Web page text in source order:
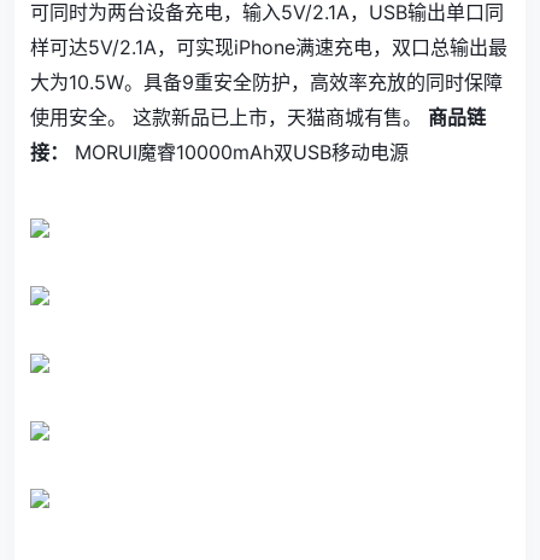
可同时为两台设备充电，输入5V/2.1A，USB输出单口同
样可达5V/2.1A，可实现iPhone满速充电，双口总输出最
大为10.5W。具备9重安全防护，高效率充放的同时保障
使用安全。 这款新品已上市，天猫商城有售。 商品链
接：
MORUI魔睿10000mAh双USB移动电源